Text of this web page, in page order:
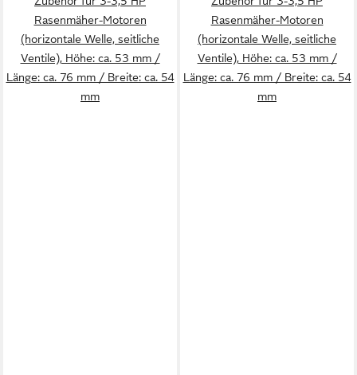
Rasenmäher-Motoren
(horizontale Welle, seitliche
Ventile), Höhe: ca. 53 mm /
Länge: ca. 76 mm / Breite: ca. 54
mm
Rasenmäher-Motoren
(horizontale Welle, seitliche
Ventile), Höhe: ca. 53 mm /
Länge: ca. 76 mm / Breite: ca. 54
mm